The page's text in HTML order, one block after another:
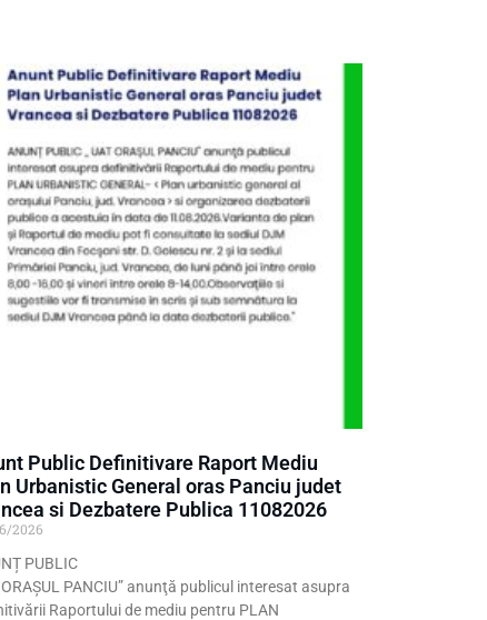
Public Definitivare Raport Mediu
Urbanistic General oras Panciu judet
si Dezbatere Publica 11082026
2026
PUBLIC
ORAȘUL PANCIU” anunţă publicul interesat asupra
Raportului de mediu pentru PLAN